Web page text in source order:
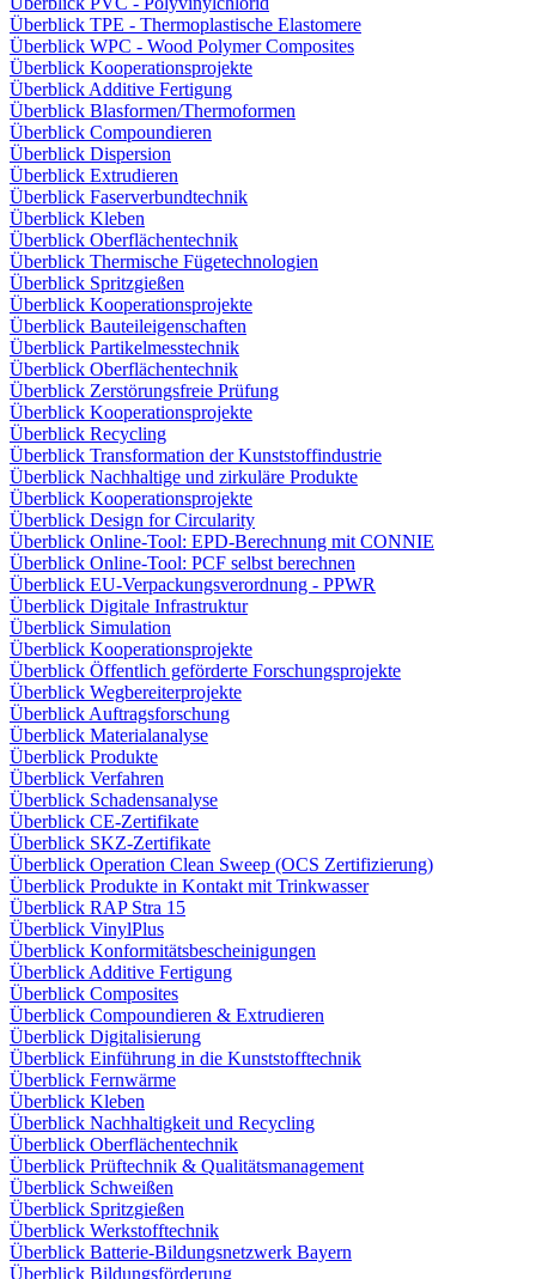
Überblick TPE - Thermoplastische Elastomere
Überblick WPC - Wood Polymer Composites
Überblick Kooperationsprojekte
Überblick Additive Fertigung
Überblick Blasformen/Thermoformen
Überblick Compoundieren
Überblick Dispersion
Überblick Extrudieren
Überblick Faserverbundtechnik
Überblick Kleben
Überblick Oberflächentechnik
Überblick Thermische Fügetechnologien
Überblick Spritzgießen
Überblick Kooperationsprojekte
Überblick Bauteileigenschaften
Überblick Partikelmesstechnik
Überblick Oberflächentechnik
Überblick Zerstörungsfreie Prüfung
Überblick Kooperationsprojekte
Überblick Recycling
Überblick Transformation der Kunststoffindustrie
Überblick Nachhaltige und zirkuläre Produkte
Überblick Kooperationsprojekte
Überblick Design for Circularity
Überblick Online-Tool: EPD-Berechnung mit CONNIE
Überblick Online-Tool: PCF selbst berechnen
Überblick EU-Verpackungsverordnung - PPWR
Überblick Digitale Infrastruktur
Überblick Simulation
Überblick Kooperationsprojekte
Überblick Öffentlich geförderte Forschungsprojekte
Überblick Wegbereiterprojekte
Überblick Auftragsforschung
Überblick Materialanalyse
Überblick Produkte
Überblick Verfahren
Überblick Schadensanalyse
Überblick CE-Zertifikate
Überblick SKZ-Zertifikate
Überblick Operation Clean Sweep (OCS Zertifizierung)
Überblick Produkte in Kontakt mit Trinkwasser
Überblick RAP Stra 15
Überblick VinylPlus
Überblick Konformitätsbescheinigungen
Überblick Additive Fertigung
Überblick Composites
Überblick Compoundieren & Extrudieren
Überblick Digitalisierung
Überblick Einführung in die Kunststofftechnik
Überblick Fernwärme
Überblick Kleben
Überblick Nachhaltigkeit und Recycling
Überblick Oberflächentechnik
Überblick Prüftechnik & Qualitätsmanagement
Überblick Schweißen
Überblick Spritzgießen
Überblick Werkstofftechnik
Überblick Batterie-Bildungsnetzwerk Bayern
Überblick Bildungsförderung